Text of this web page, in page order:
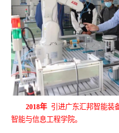
2018年 引进广东汇邦智能装
智能与信息工程学院。